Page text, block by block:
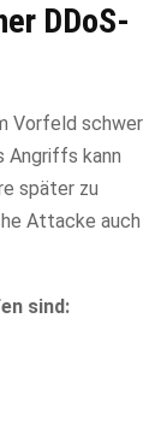
DDoS-
Vorfeld schwer
Angriffs kann
später zu
Attacke auch
sind: